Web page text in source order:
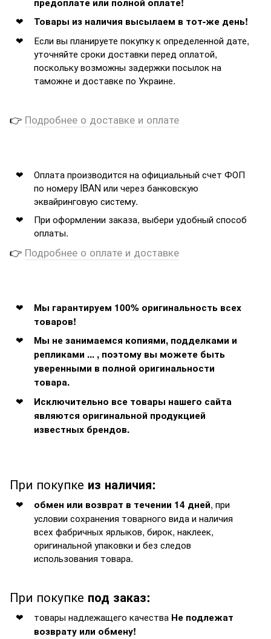
Товары из наличия высылаем в тот-же день!
Если вы планируете покупку к определенной дате,
уточняйте сроки доставки перед оплатой,
поскольку возможны задержки посылок на
таможне и доставке по Украине.
👉 Подробнее о доставке и оплате
Оплата производится на официальный счет ФОП
по номеру IBAN или через банковскую
эквайринговую систему.
При оформлении заказа, выбери удобный способ
оплаты.
👉 Подробнее о оплате и доставке
Мы гарантируем 100% оригинальность всех
товаров!
Мы не занимаемся копиями, подделками и
репликами ... , поэтому вы можете быть
уверенными в полной оригинальности
товара.
Исключительно все товары нашего сайта
являются оригинальной продукцией
известных брендов.
При покупке из наличия:
обмен или возврат в течении 14 дней, при
условии сохранения товарного вида и наличия
всех фабричных ярлыков, бирок, наклеек,
оригинальной упаковки и без следов
использования товара.
При покупке под заказ:
товары надлежащего качества Не подлежат
возврату или обмену!